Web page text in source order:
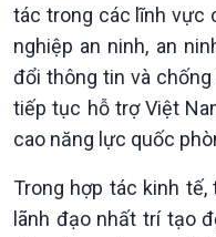
tác trong các lĩnh vực
nghiệp an ninh, an
đổi thông tin và
tiếp tục hỗ trợ Việt
cao năng lực quốc
Trong hợp tác kinh
lãnh đạo nhất trí tạo